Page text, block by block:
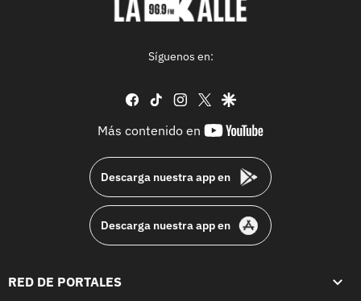
Síguenos en:
facebook
tiktok instagram
twittergoogle
Más contenido en
youtube-
Descarga nuestra app en
Descarga nuestra app en
RED DE PORTALES